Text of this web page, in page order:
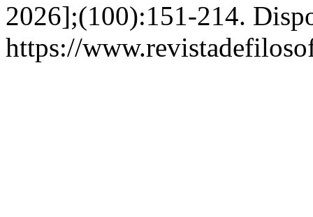
2026];(100):151-214.
https://